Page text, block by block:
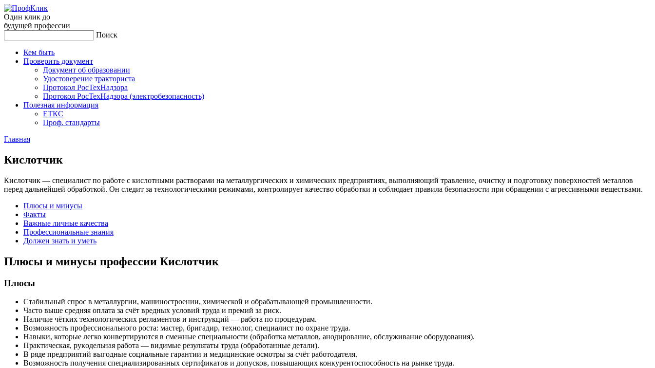
Один клик до
будущей профессии
Поиск
Кем быть
Проверить документ
Документ об образовании
Удостоверение тракториста
Протокол РосТехНадзора
Протокол РосТехНадзора (электробезопасность)
Полезная информация
ЕТКС
Проф. стандарты
Главная
Кис­лотчик
Кислотчик — специалист по работе с кислотными растворами на металлургических и химических предприятиях, выполняющий травление, очистку и подготовку поверхностей металлов
перед дальнейшей обработкой. Он следит за технологическими режимами, контролирует качество обработки и соблюдает правила безопасности при обращении с агрессивными веществами.
Плюсы и минусы
Факты
Важные личные качества
Профессиональные знания
Должен знать и уметь
Плюсы и минусы профессии Кислотчик
Плюсы
Стабильный спрос в металлургии, машиностроении, химической и обрабатывающей промышленности.
Часто выше средняя оплата за счёт вредных условий труда и премий за риск.
Наличие чётких технологических регламентов и инструкций — работа по процедурам.
Возможность профессионального роста: мастер, бригадир, технолог, специалист по охране труда.
Навыки, которые легко конвертируются в смежные специальности (обработка металлов, анодирование, обслуживание оборудования).
Практическая, рукoдельная работа — видимые результаты труда (обработанные детали).
В ряде предприятий выгодные социальные гарантии и медицинские осмотры за счёт работодателя.
Возможность получения специализированных сертификатов и допусков, повышающих конкурентоспособность на рынке труда.